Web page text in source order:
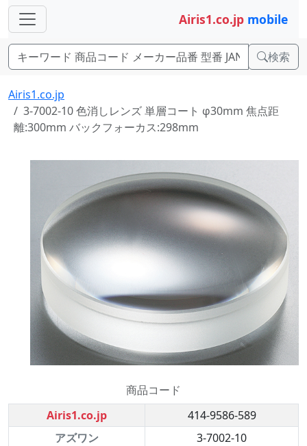
Airis1.co.jp mobile
検索
Airis1.co.jp
3-7002-10 色消しレンズ 単層コート φ30mm 焦点距
離:300mm バックフォーカス:298mm
商品コード
Airis1.co.jp
414-9586-589
アズワン
3-7002-10